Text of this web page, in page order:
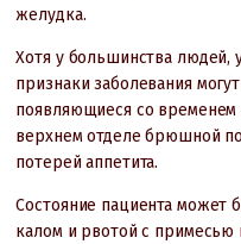
желудка.
Хотя у большинства людей,
признаки заболевания
появляющиеся со
верхнем отделе брюшной
потерей аппетита.
Состояние пациента может
калом и рвотой с примесью